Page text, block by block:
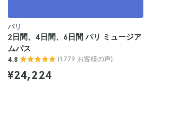
パリ
2日間、4日間、6日間 パリ ミュージア
ムパス
4.8 (1.779 お客様の声)
¥24,224